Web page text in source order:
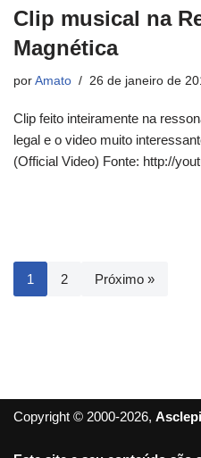
Clip musical na
Magnética
por Amato 26 de janeiro de
Clip feito inteiramente na
legal e o video muito
(Official Video) Fonte: http://
1 2 Próximo »
Copyright © 2000-2026,